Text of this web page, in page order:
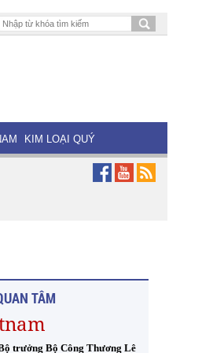
KIM LOẠI QUÝ
TÂM
trưởng Bộ Công Thương Lê